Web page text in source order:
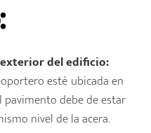
del edificio:
esté ubicada en
debe de estar
nivel de la acera.